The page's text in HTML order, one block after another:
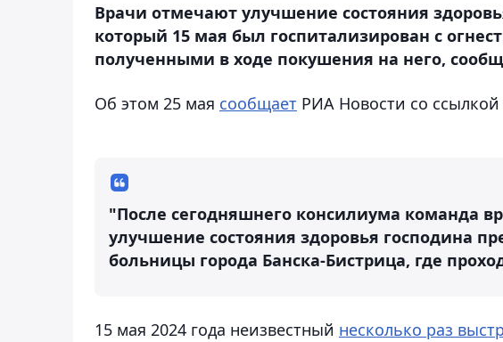
Врачи отмечают улучшение состояния
который 15 мая был госпитализирован с
полученными в ходе покушения на него,
Об этом 25 мая сообщает РИА Новости со
"После сегодняшнего консилиума команда
улучшение состояния здоровья господина
больницы города Банска-Бистрица, где
15 мая 2024 года неизвестный несколько раз